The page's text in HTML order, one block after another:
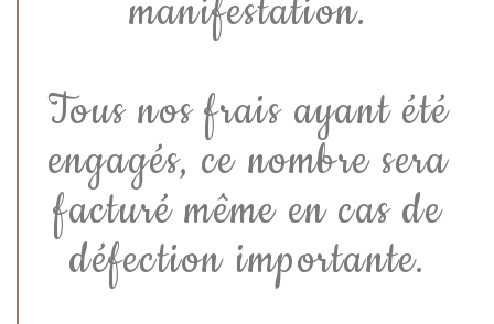
manifestation.
Tous nos frais ayant été
engagés, ce nombre sera
facturé même en cas de
défection importante.